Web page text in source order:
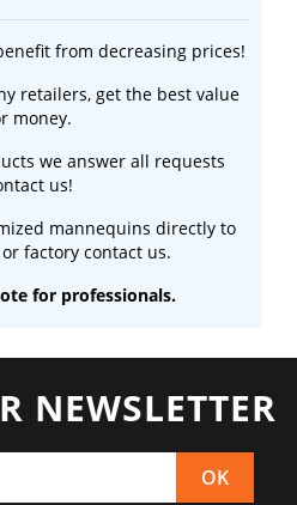
from decreasing prices!
retailers, get the best value
money.
we answer all requests
us!
mannequins directly to
factory contact us.
for professionals.
NEWSLETTER